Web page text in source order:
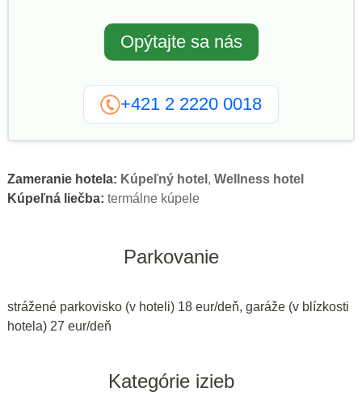
Opýtajte sa nás
+421 2 2220 0018
Zameranie hotela: Kúpeľný hotel , Wellness hotel
Kúpeľná liečba: termálne kúpele
Parkovanie
strážené parkovisko (v hoteli) 18 eur/deň, garáže (v blízkosti
hotela) 27 eur/deň
Kategórie izieb